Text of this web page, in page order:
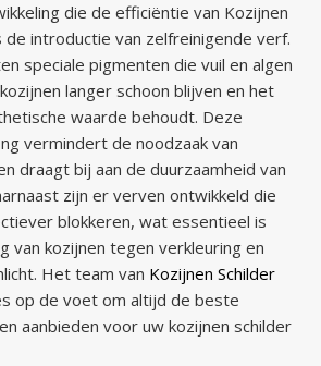
die de efficiëntie van Kozijnen
de introductie van zelfreinigende verf.
speciale pigmenten die vuil en algen
langer schoon blijven en het
waarde behoudt. Deze
vermindert de noodzaak van
draagt bij aan de duurzaamheid van
zijn er verven ontwikkeld die
blokkeren, wat essentieel is
van kozijnen tegen verkleuring en
Het team van Kozijnen Schilder
op de voet om altijd de beste
aanbieden voor uw kozijnen schilder